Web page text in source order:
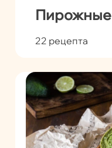
Пирожные
22 рецепта